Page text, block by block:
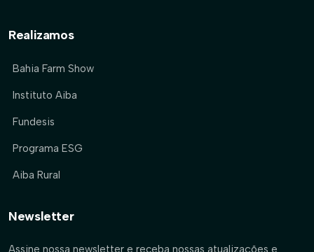
Realizamos
Bahia Farm Show
Instituto Aiba
Fundesis
Programa ESG
Aiba Rural
Newsletter
Assine nossa newsletter e receba nossas atualizações e